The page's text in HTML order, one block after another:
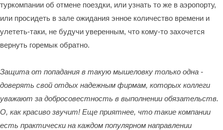
туркомпании об отмене поездки, или узнать то же в аэропорту,
или просидеть в зале ожидания энное количество времени и
улететь-таки, не будучи уверенным, что кому-то захочется
вернуть горемык обратно.
Защита от попадания в такую мышеловку только одна -
доверять свой отдых надежным фирмам, которых коллеги
уважают за добросовестность в выполнении обязательств.
О, как красиво звучит! Еще приятнее, что такие компании
есть практически на каждом популярном направлении